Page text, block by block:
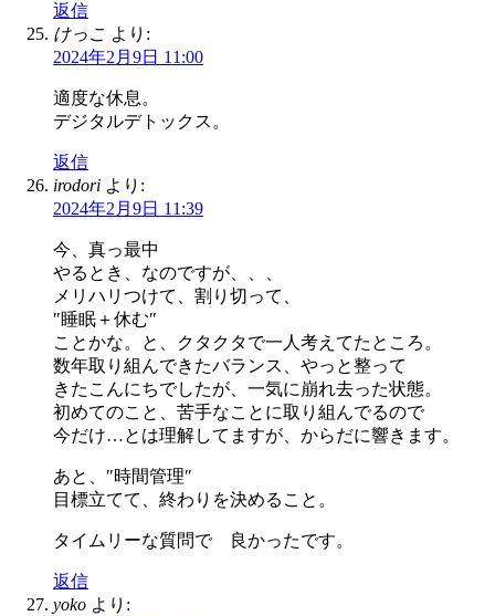
返信
けっこ より:
2024年2月9日 11:00
適度な休息。
デジタルデトックス。
返信
irodori より:
2024年2月9日 11:39
今、真っ最中
やるとき、なのですが、、、
メリハリつけて、割り切って、
″睡眠＋休む″
ことかな。と、クタクタで一人考えてたところ。
数年取り組んできたバランス、やっと整って
きたこんにちでしたが、一気に崩れ去った状態。
初めてのこと、苦手なことに取り組んでるので
今だけ…とは理解してますが、からだに響きます。
あと、″時間管理″
目標立てて、終わりを決めること。
タイムリーな質問で 良かったです。
返信
yoko より: